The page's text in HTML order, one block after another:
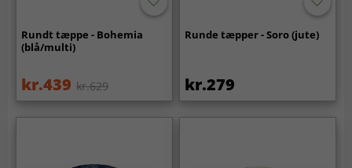
Rundt tæppe - Bohemia
(blå/multi)
kr.439 kr.629
Runde tæpper - Soro (jute)
kr.279